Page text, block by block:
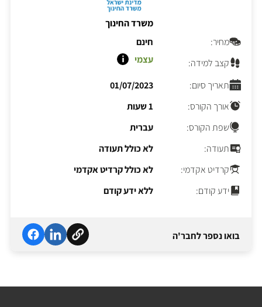
משרד החינוך
מחיר:
חינם
קצב למידה:
עצמי
תאריך סיום:
01/07/2023
אורך הקורס:
1 שעות
שפת הקורס:
עברית
תעודה:
לא כולל תעודה
קרדיט אקדמי:
לא כולל קרדיט אקדמי
ידע קודם:
ללא ידע קודם
בואו נספר לחבר'ה